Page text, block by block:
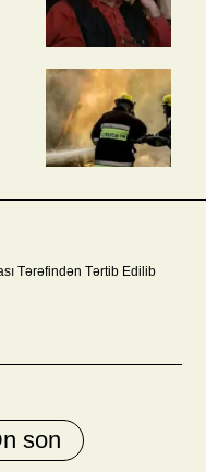
Tərəfindən Tərtib Edilib
son